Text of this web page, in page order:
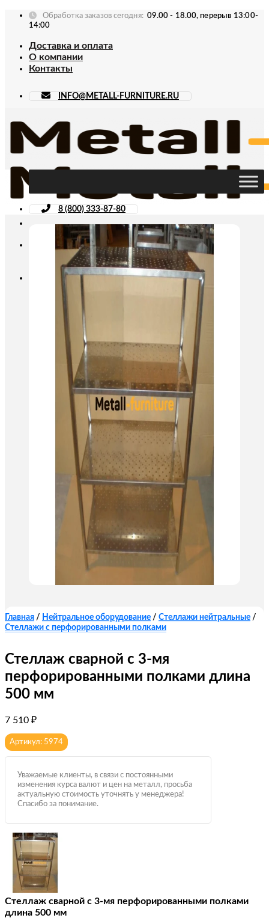
Skip
Обработка заказов сегодня: 09.00 - 18.00, перерыв 13:00-
14:00
Доставка и оплата
О компании
Контакты
INFO@METALL-FURNITURE.RU
8 (800) 333-87-80
Главная / Нейтральное оборудование / Стеллажи нейтральные /
Стеллажи с перфорированными полками
Стеллаж сварной с 3-мя
перфорированными полками длина
500 мм
7 510 ₽
Артикул: 5974
Уважаемые клиенты, в связи с постоянными
изменения курса валют и цен на металл, просьба
актуальную стоимость уточнять у менеджера!
Спасибо за понимание.
Стеллаж сварной с 3-мя перфорированными полками
длина 500 мм